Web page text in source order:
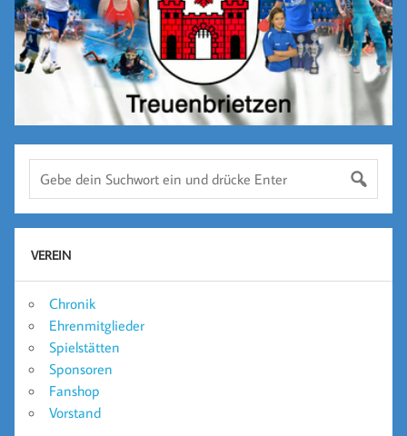
VEREIN
Chronik
Ehrenmitglieder
Spielstätten
Sponsoren
Fanshop
Vorstand